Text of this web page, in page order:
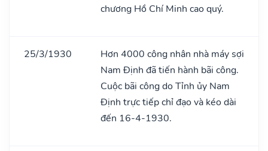
chương Hồ Chí Minh cao quý.
25/3/1930
Hơn 4000 công nhân nhà máy sợi
Nam Định đã tiến hành bãi công.
Cuộc bãi công do Tỉnh ủy Nam
Định trực tiếp chỉ đạo và kéo dài
đến 16-4-1930.